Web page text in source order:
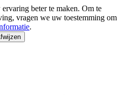
beter te maken. Om te
vragen we uw toestemming om
.